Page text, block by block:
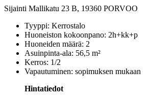
Sijainti Mallikatu 23 B, 19360 PORVOO
Tyyppi: Kerrostalo
Huoneiston kokoonpano: 2h+kk+p
Huoneiden määrä: 2
Asuinpinta-ala: 56,5 m²
Kerros: 1/2
Vapautuminen: sopimuksen mukaan
Hintatiedot